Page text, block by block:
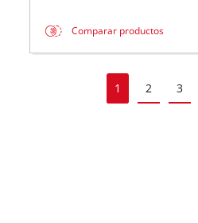
Comparar productos
1 2 3